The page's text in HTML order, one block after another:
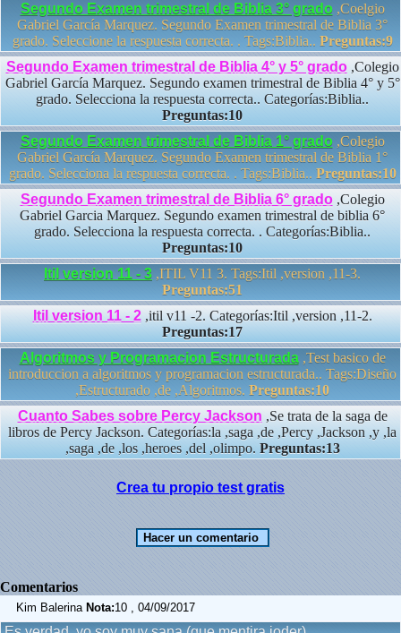
Segundo Examen trimestral de Biblia 3° grado,Coelgio
Gabriel García Marquez. Segundo Examen trimestral de Biblia 3°
grado. Seleccione la respuesta correcta. . Tags:Biblia.. Preguntas:9
Segundo Examen trimestral de Biblia 4° y 5° grado,Colegio
Gabriel García Marquez. Segundo examen trimestral de Biblia 4° y 5°
grado. Selecciona la respuesta correcta.. Categorías:Biblia..
Preguntas:10
Segundo Examen trimestral de Biblia 1° grado,Colegio
Gabriel García Marquez. Segundo Examen trimestral de Biblia 1°
grado. Selecciona la respuesta correcta. . Tags:Biblia.. Preguntas:10
Segundo Examen trimestral de Biblia 6° grado,Colegio
Gabriel Garcia Marquez. Segundo examen trimestral de biblia 6°
grado. Selecciona la respuesta correcta. . Categorías:Biblia..
Preguntas:10
Itil version 11 - 3 ,ITIL V11 3. Tags:Itil ,version ,11-3.
Preguntas:51
Itil version 11 - 2,itil v11 -2. Categorías:Itil ,version ,11-2.
Preguntas:17
Algoritmos y Programacion Estructurada,Test basico de
introduccion a algoritmos y programacion estructurada.. Tags:Diseño
,Estructurado ,de ,Algoritmos. Preguntas:10
Cuanto Sabes sobre Percy Jackson ,Se trata de la saga de
libros de Percy Jackson. Categorías:la ,saga ,de ,Percy ,Jackson ,y ,la
,saga ,de ,los ,heroes ,del ,olimpo. Preguntas:13
Crea tu propio test gratis
Comentarios
Kim Balerina Nota:10 , 04/09/2017